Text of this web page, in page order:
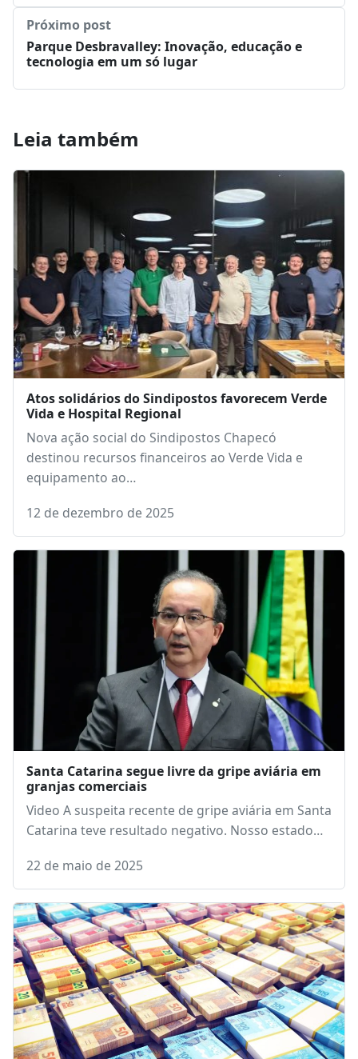
Próximo post
Parque Desbravalley: Inovação, educação e
tecnologia em um só lugar
Leia também
Atos solidários do Sindipostos favorecem Verde
Vida e Hospital Regional
Nova ação social do Sindipostos Chapecó
destinou recursos financeiros ao Verde Vida e
equipamento ao…
12 de dezembro de 2025
Santa Catarina segue livre da gripe aviária em
granjas comerciais
Video A suspeita recente de gripe aviária em Santa
Catarina teve resultado negativo. Nosso estado…
22 de maio de 2025